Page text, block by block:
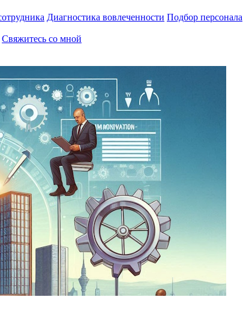
Диагностика вовлеченности Подбор персонала
Свяжитесь со мной